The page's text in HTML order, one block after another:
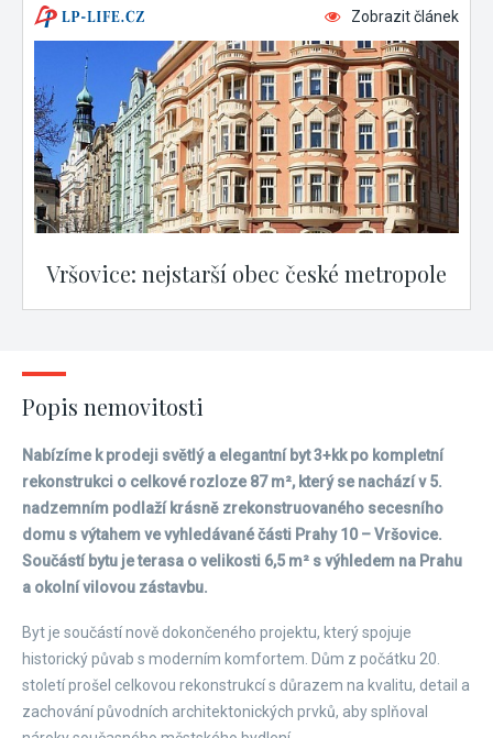
Zobrazit článek
Vršovice: nejstarší obec české metropole
Popis nemovitosti
Nabízíme k prodeji světlý a elegantní byt 3+kk po kompletní
rekonstrukci o celkové rozloze 87 m², který se nachází v 5.
nadzemním podlaží krásně zrekonstruovaného secesního
domu s výtahem ve vyhledávané části Prahy 10 – Vršovice.
Součástí bytu je terasa o velikosti 6,5 m² s výhledem na Prahu
a okolní vilovou zástavbu.
Byt je součástí nově dokončeného projektu, který spojuje
historický půvab s moderním komfortem. Dům z počátku 20.
století prošel celkovou rekonstrukcí s důrazem na kvalitu, detail a
zachování původních architektonických prvků, aby splňoval